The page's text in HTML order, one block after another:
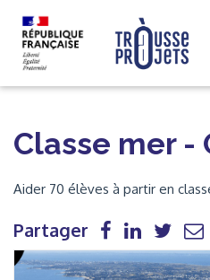
Classe mer -
Aider 70 élèves à partir en
Partager